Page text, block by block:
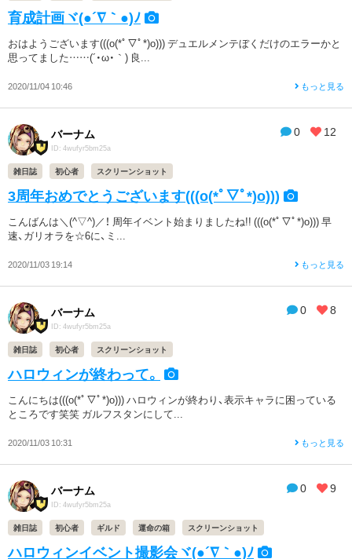
育成計画ヾ(●´∇｀●)ﾉ
おはようございます(((o(*ﾟ▽ﾟ*)o))) デュエルメンテぼくだけのエラーかと
思ってました……(´・ω・｀) 良...
2020/11/04 10:46 もっと見る
0 12
バーナム
ID: 4wufyr5bm25a
雑日誌 初心者 スクリーンショット
3周年おめでとうございます(((o(*ﾟ▽ﾟ*)o)))
こんばんは＼(^▽^)／！ 周年イベント始まりましたね!! (((o(*ﾟ▽ﾟ*)o))) 早
速、ガリオラを☆6に、ミ...
2020/11/03 19:14 もっと見る
0 8
バーナム
ID: 4wufyr5bm25a
雑日誌 初心者 スクリーンショット
ハロウィンが終わって。
こんにちは(((o(*ﾟ▽ﾟ*)o))) ハロウィンが終わり、表示キャラに困っている
ところです笑笑 ガルフスタンにして...
2020/11/03 10:31 もっと見る
0 9
バーナム
ID: 4wufyr5bm25a
雑日誌 初心者 ギルド 運命の箱 スクリーンショット
ハロウィンイベント撮影会ヾ(●´∇｀●)ﾉ